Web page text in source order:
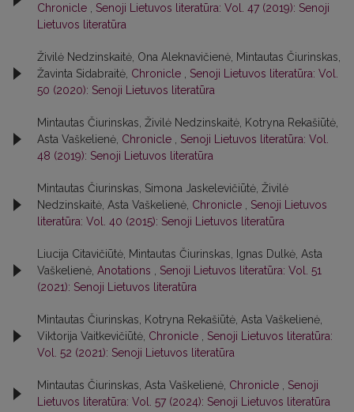
Chronicle
Senoji Lietuvos literatūra: Vol. 47 (2019): Senoji
Lietuvos literatūra
Živilė Nedzinskaitė, Ona Aleknavičienė, Mintautas Čiurinskas,
Žavinta Sidabraitė, Chronicle
Senoji Lietuvos literatūra: Vol.
50 (2020): Senoji Lietuvos literatūra
Mintautas Čiurinskas, Živilė Nedzinskaitė, Kotryna Rekašiūtė,
Asta Vaškelienė, Chronicle
Senoji Lietuvos literatūra: Vol.
48 (2019): Senoji Lietuvos literatūra
Mintautas Čiurinskas, Simona Jaskelevičiūtė, Živilė
Nedzinskaitė, Asta Vaškelienė, Chronicle
Senoji Lietuvos
literatūra: Vol. 40 (2015): Senoji Lietuvos literatūra
Liucija Citavičiūtė, Mintautas Čiurinskas, Ignas Dulkė, Asta
Vaškelienė, Anotations
Senoji Lietuvos literatūra: Vol. 51
(2021): Senoji Lietuvos literatūra
Mintautas Čiurinskas, Kotryna Rekašiūtė, Asta Vaškelienė,
Viktorija Vaitkevičiūtė, Chronicle
Senoji Lietuvos literatūra:
Vol. 52 (2021): Senoji Lietuvos literatūra
Mintautas Čiurinskas, Asta Vaškelienė, Chronicle
Senoji
Lietuvos literatūra: Vol. 57 (2024): Senoji Lietuvos literatūra